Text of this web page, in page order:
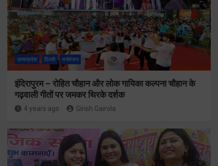
उत्तरप्रदेश दिल्ली मनोरंजन
इंदिरापुरम – रोहित चौहान और लोक गायिका कल्पना चौहान के
गढ़वाली गीतों पर जमकर थिरके दर्शक
4 years ago Girish Gairola